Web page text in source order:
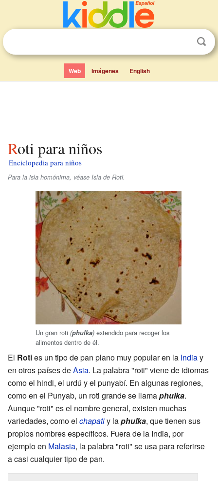
Web Imágenes English
Roti para niños
Enciclopedia para niños
Para la isla homónima, véase Isla de Roti.
Un gran roti (phulka) extendido para recoger los
alimentos dentro de él.
El Roties un tipo de pan plano muy popular en la Indiay
en otros países deAsia. La palabra "roti" viene de idiomas
como el hindi, el urdú y el punyabí. En algunas regiones,
como en el Punyab, un roti grande se llamaphulka.
Aunque "roti" es el nombre general, existen muchas
variedades, como el chapatiy laphulka, que tienen sus
propios nombres específicos. Fuera de la India, por
ejemplo en Malasia, la palabra "roti" se usa para referirse
a casi cualquier tipo de pan.